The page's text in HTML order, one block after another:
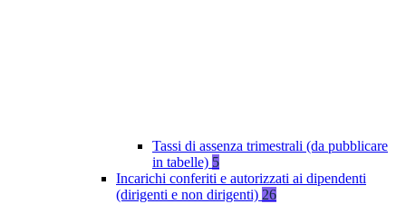
Tassi di assenza trimestrali (da pubblicare
in tabelle) 5
Incarichi conferiti e autorizzati ai dipendenti
(dirigenti e non dirigenti) 26